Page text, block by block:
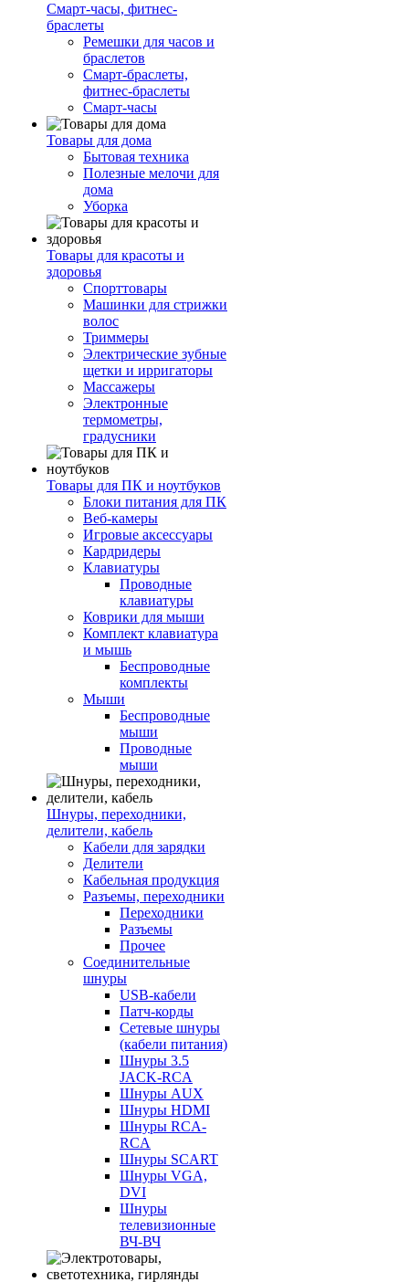
Смарт-часы, фитнес-
браслеты
Ремешки для часов и
браслетов
Смарт-браслеты,
фитнес-браслеты
Смарт-часы
Товары для дома
Бытовая техника
Полезные мелочи для
дома
Уборка
Товары для красоты и
здоровья
Спорттовары
Машинки для стрижки
волос
Триммеры
Электрические зубные
щетки и ирригаторы
Массажеры
Электронные
термометры,
градусники
Товары для ПК и ноутбуков
Блоки питания для ПК
Веб-камеры
Игровые аксессуары
Кардридеры
Клавиатуры
Проводные
клавиатуры
Коврики для мыши
Комплект клавиатура
и мышь
Беспроводные
комплекты
Мыши
Беспроводные
мыши
Проводные
мыши
Шнуры, переходники,
делители, кабель
Кабели для зарядки
Делители
Кабельная продукция
Разъемы, переходники
Переходники
Разъемы
Прочее
Соединительные
шнуры
USB-кабели
Патч-корды
Сетевые шнуры
(кабели питания)
Шнуры 3.5
JACK-RCA
Шнуры AUX
Шнуры HDMI
Шнуры RCA-
RCA
Шнуры SCART
Шнуры VGA,
DVI
Шнуры
телевизионные
ВЧ-ВЧ